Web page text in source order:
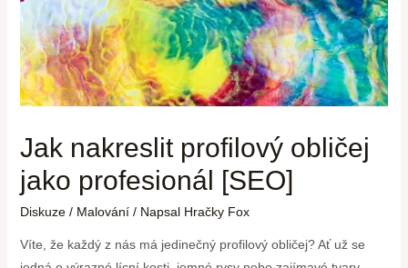
Jak nakreslit profilový obličej
jako profesionál [SEO]
Diskuze / Malování/ Napsal Hračky Fox
Víte, že každý z nás má jedinečný profilový obličej? Ať už se